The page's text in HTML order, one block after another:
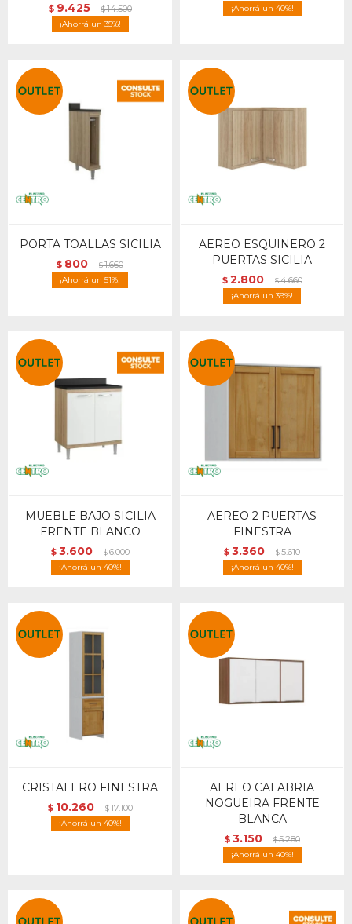
$ 9.425 $14.500
35
40
PORTA TOALLAS SICILIA
$ 800 $1.660
51
AEREO ESQUINERO 2
PUERTAS SICILIA
$ 2.800 $4.660
39
MUEBLE BAJO SICILIA
FRENTE BLANCO
$ 3.600 $6.000
40
AEREO 2 PUERTAS
FINESTRA
$ 3.360 $5.610
40
CRISTALERO FINESTRA
$ 10.260 $17.100
40
AEREO CALABRIA
NOGUEIRA FRENTE
BLANCA
$ 3.150 $5.280
40